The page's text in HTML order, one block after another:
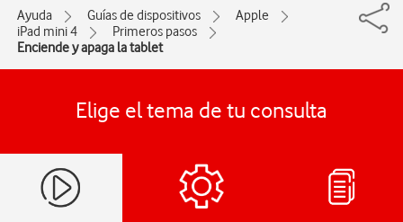
Ayuda Guías de dispositivos
Apple
iPad mini 4
Primeros pasos
Enciende y apaga la tablet
Elige el tema de tu consulta